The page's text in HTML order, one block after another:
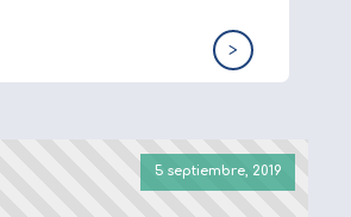
>
5 septiembre, 2019